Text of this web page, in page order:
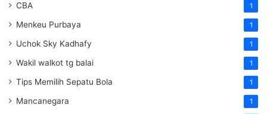
CBA 1
Menkeu Purbaya 1
Uchok Sky Kadhafy 1
Wakil walkot tg balai 1
Tips Memilih Sepatu Bola 1
Mancanegara 1